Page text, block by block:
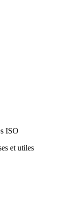
ISO
et utiles